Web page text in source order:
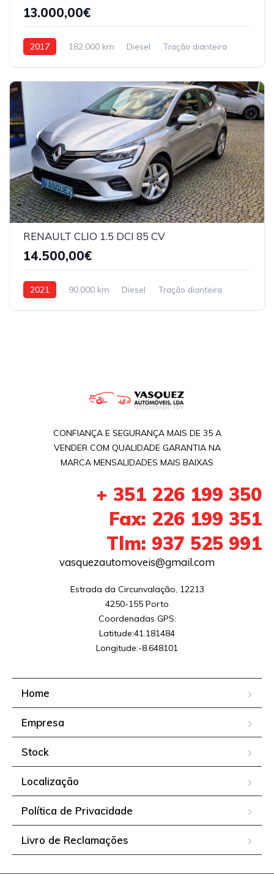
13.000,00€
2017 182.000 km Diesel Tração dianteira
RENAULT CLIO 1.5 DCI 85 CV
14.500,00€
2021 90.000 km Diesel Tração dianteira
CONFIANÇA E SEGURANÇA MAIS DE 35 A
VENDER COM QUALIDADE GARANTIA NA
MARCA MENSALIDADES MAIS BAIXAS
+ 351 226 199 350
Fax: 226 199 351
Tlm: 937 525 991
vasquezautomoveis@gmail.com
Estrada da Circunvalação, 12213
4250-155 Porto
Coordenadas GPS:
Latitude:41.181484
Longitude:-8.648101
Home
Empresa
Stock
Localização
Política de Privacidade
Livro de Reclamações